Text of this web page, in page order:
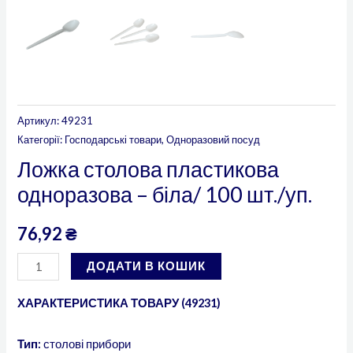
Артикул:49231
Категорії: Господарські товари,Одноразовий посуд
Ложка столова пластикова
одноразова – біла/ 100 шт./уп.
76,92₴
ДОДАТИ В КОШИК
ХАРАКТЕРИСТИКА ТОВАРУ (49231)
Тип:столові прибори